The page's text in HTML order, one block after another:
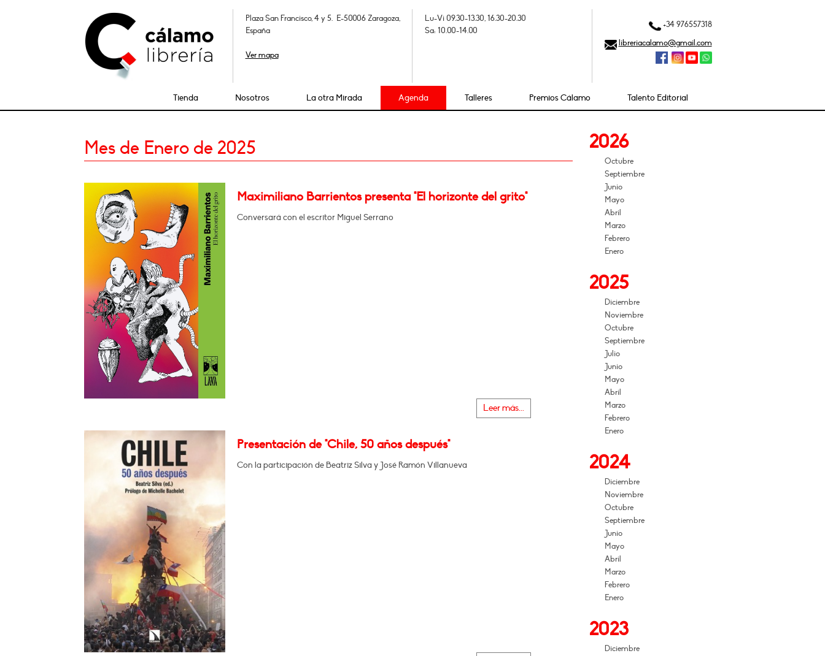
Plaza San Francisco, 4 y 5. E-50006 Zaragoza,
España
Ver mapa
Lu-Vi 09.30-13.30, 16.30-20.30
Sa: 10.00-14.00
+34 976557318
libreriacalamo@gmail.com
Tienda Nosotros La otra Mirada Agenda Talleres Premios Cálamo Talento Editorial
Mes de Enero de 2025
Maximiliano Barrientos presenta "El horizonte del grito"
Conversará con el escritor Miguel Serrano
Leer más...
Presentación de "Chile, 50 años después"
Con la participación de Beatriz Silva y José Ramón Villanueva
2026
Octubre
Septiembre
Junio
Mayo
Abril
Marzo
Febrero
Enero
2025
Diciembre
Noviembre
Octubre
Septiembre
Julio
Junio
Mayo
Abril
Marzo
Febrero
Enero
2024
Diciembre
Noviembre
Octubre
Septiembre
Junio
Mayo
Abril
Marzo
Febrero
Enero
2023
Diciembre